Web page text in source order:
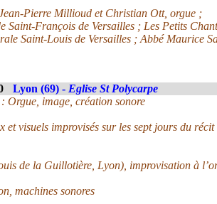
Pierre Millioud et Christian Ott, orgue ;
Saint-François de Versailles ; Les Petits
Saint-Louis de Versailles ; Abbé Maurice
Lyon (69) - Eglise St Polycarpe
Orgue, image, création sonore
et visuels improvisés sur les sept jours du
de la Guillotière, Lyon), improvisation à
machines sonores